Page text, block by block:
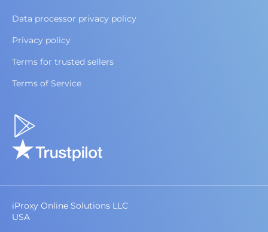
Data processor privacy policy
Privacy policy
Terms for trusted sellers
Terms of Service
iProxy Online Solutions LLC
USA